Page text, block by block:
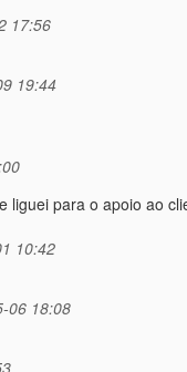
17:56
19:44
para o apoio ao
10:42
06 18:08